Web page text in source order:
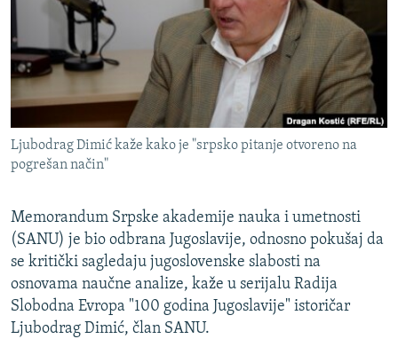
DNEVNO@RSE
SPECIJALI RSE
VIŠE OD NASLOVA
GENOCID U SREBRENICI
POPLAVE I KLIZIŠTA U BIH 2024.
POST SCRIPTUM
MOJA EVROPA
TRI DECENIJE OD RATA U BIH
SVE KARTE DEJTONA
PRATITE NAS
Ljubodrag Dimić kaže kako je "srpsko pitanje otvoreno na
pogrešan način"
Memorandum Srpske akademije nauka i umetnosti
(SANU) je bio odbrana Jugoslavije, odnosno pokušaj da
se kritički sagledaju jugoslovenske slabosti na
osnovama naučne analize, kaže u serijalu Radija
Slobodna Evropa "100 godina Jugoslavije" istoričar
Ljubodrag Dimić, član SANU.